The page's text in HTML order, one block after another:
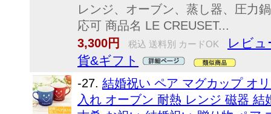
レンジ、オーブン、蒸し器、圧力
応可 商品名 LE CREUSET...
3,300円
税込 送料別 カードOK
レビュ
貨&ギフト
-27. 結婚祝い ペア マグカップ オ
入れ オーブン 耐熱 レンジ 磁器